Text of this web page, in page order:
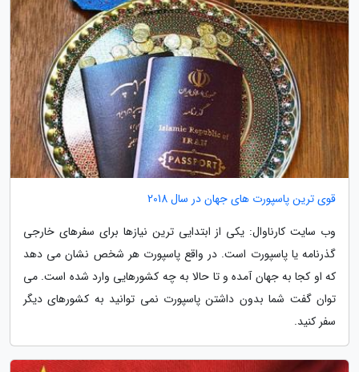
قوی ترین پاسپورت های جهان در سال 2018
وب سایت کارناوال: یکی از ابتدایی ترین نیازها برای سفرهای خارجی
گذرنامه یا پاسپورت است. در واقع پاسپورت هر شخص نشان می دهد
که او کجا به جهان آمده و تا حالا به چه کشورهایی وارد شده است. می
توان گفت شما بدون داشتن پاسپورت نمی توانید به کشورهای دیگر
سفر کنید.